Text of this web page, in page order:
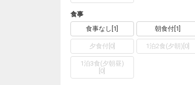
食事
食事なし 1 朝食付 1
夕食付 0] 1泊2食(夕朝) 0
1泊3食(夕朝昼)
0